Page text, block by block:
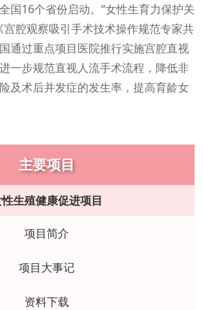
主要项目
生殖健康促进项目
项目简介
项目大事记
资料下载
国16个省份启动。“女性生育力保护关
宫腔观察吸引手术技术操作规范专家共
通过重点项目医院推行实施宫腔直视
一步规范直视人流手术流程，降低非
及术后并发症的发生率，提高育龄女